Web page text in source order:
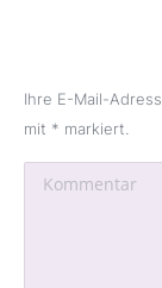
Ihre E-Mail-
mit * markiert.
Kommentar